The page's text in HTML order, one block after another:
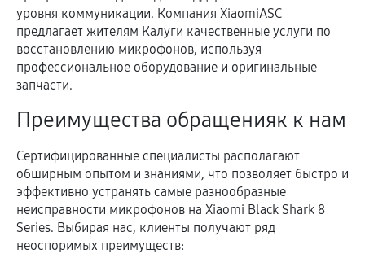
уровня коммуникации. Компания XiaomiASC
предлагает жителям Калуги качественные услуги по
восстановлению микрофонов, используя
профессиональное оборудование и оригинальные
запчасти.
Преимущества обращенияк к нам
Сертифицированные специалисты располагают
обширным опытом и знаниями, что позволяет быстро и
эффективно устранять самые разнообразные
неисправности микрофонов на Xiaomi Black Shark 8
Series. Выбирая нас, клиенты получают ряд
неоспоримых преимуществ: